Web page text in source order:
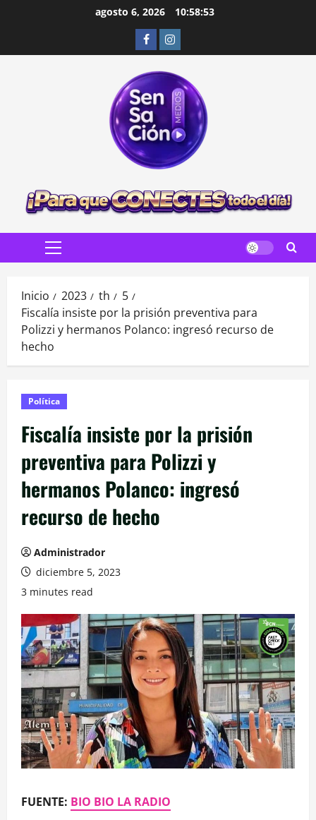
agosto 6, 2026 10:58:55
FacebookInstagram
Menú
Inicio 2023 th
5
Fiscalía insiste por la prisión preventiva para
Polizzi y hermanos Polanco: ingresó recurso de
hecho
Política
Fiscalía insiste por la prisión
preventiva para Polizzi y
hermanos Polanco: ingresó
recurso de hecho
Administrador
diciembre 5, 2023
3 minutes read
FUENTE: BIO BIO LA RADIO